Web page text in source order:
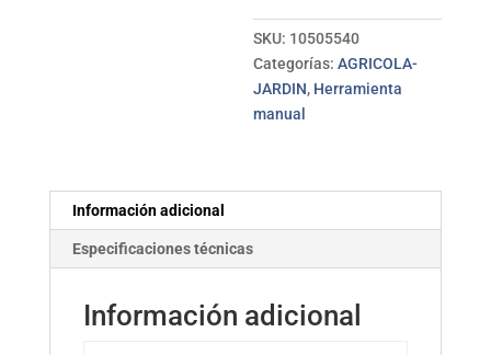
SKU: 10505540
Categorías:AGRICOLA-
JARDIN, Herramienta
manual
Información adicional
Especificaciones técnicas
Información adicional